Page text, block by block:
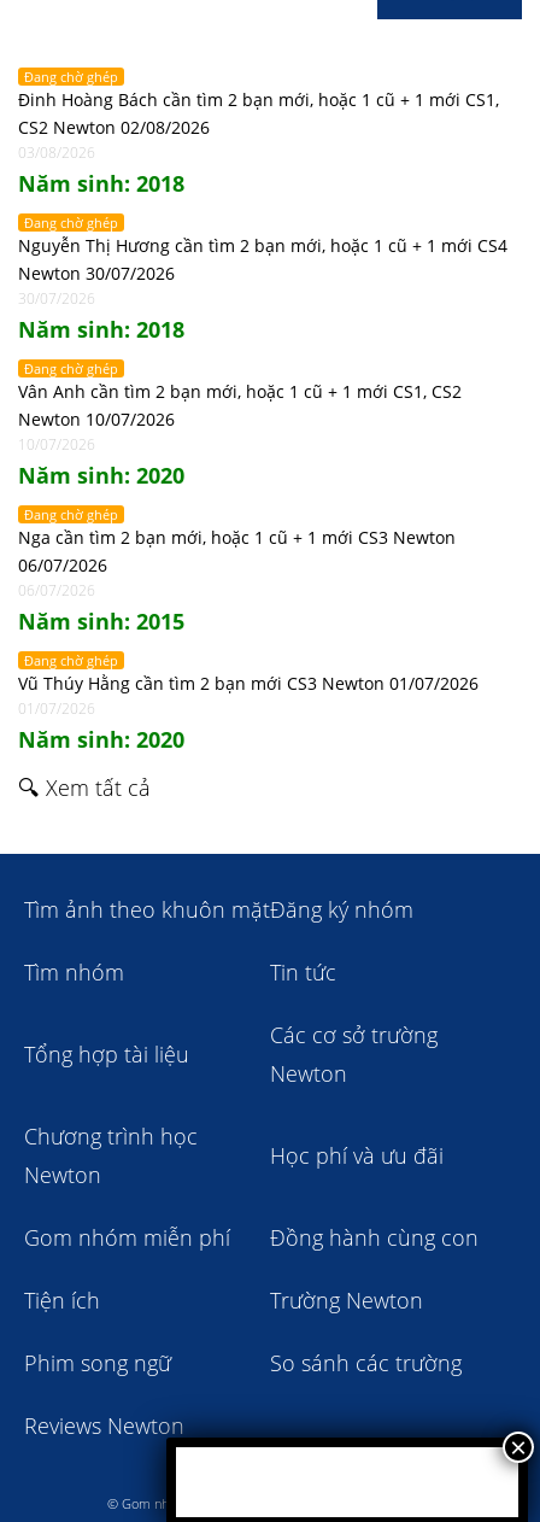
Đang chờ ghép
Đinh Hoàng Bách cần tìm 2 bạn mới, hoặc 1 cũ + 1 mới CS1,
CS2 Newton 02/08/2026
03/08/2026
Năm sinh: 2018
Đang chờ ghép
Nguyễn Thị Hương cần tìm 2 bạn mới, hoặc 1 cũ + 1 mới CS4
Newton 30/07/2026
30/07/2026
Năm sinh: 2018
Đang chờ ghép
Vân Anh cần tìm 2 bạn mới, hoặc 1 cũ + 1 mới CS1, CS2
Newton 10/07/2026
10/07/2026
Năm sinh: 2020
Đang chờ ghép
Nga cần tìm 2 bạn mới, hoặc 1 cũ + 1 mới CS3 Newton
06/07/2026
06/07/2026
Năm sinh: 2015
Đang chờ ghép
Vũ Thúy Hằng cần tìm 2 bạn mới CS3 Newton 01/07/2026
01/07/2026
Năm sinh: 2020
🔍 Xem tất cả
Tìm ảnh theo khuôn mặtĐăng ký nhóm
Tìm nhóm Tin tức
Tổng hợp tài liệu
Các cơ sở trường
Newton
Chương trình học
Newton
Học phí và ưu đãi
Gom nhóm miễn phí Đồng hành cùng con
Tiện ích Trường Newton
Phim song ngữ So sánh các trường
Reviews Newton
© Gom nhóm trường Newton giảm học phí 2023 - 2024